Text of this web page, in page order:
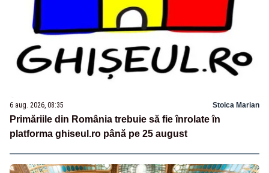
6 aug. 2026, 08:35 Stoica Marian
Primăriile din România trebuie să fie înrolate în
platforma ghiseul.ro până pe 25 august